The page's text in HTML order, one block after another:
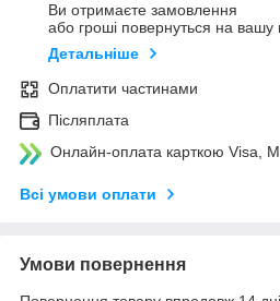
Ви отримаєте замовлення
або гроші повернуться на вашу
Детальніше
Оплатити частинами
Післяплата
Онлайн-оплата карткою Visa,
Всі умови оплати
Умови повернення